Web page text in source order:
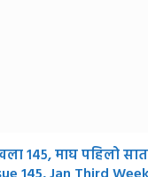
१४५, माघ पहिलो